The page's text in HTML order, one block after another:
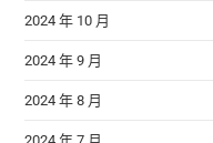
2024 年 10 月
2024 年 9 月
2024 年 8 月